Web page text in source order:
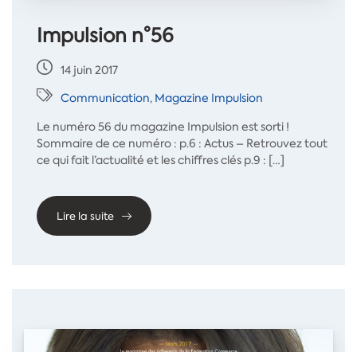
Impulsion n°56
14 juin 2017
Communication, Magazine Impulsion
Le numéro 56 du magazine Impulsion est sorti !
Sommaire de ce numéro : p.6 : Actus – Retrouvez tout
ce qui fait l’actualité et les chiffres clés p.9 : […]
Lire la suite